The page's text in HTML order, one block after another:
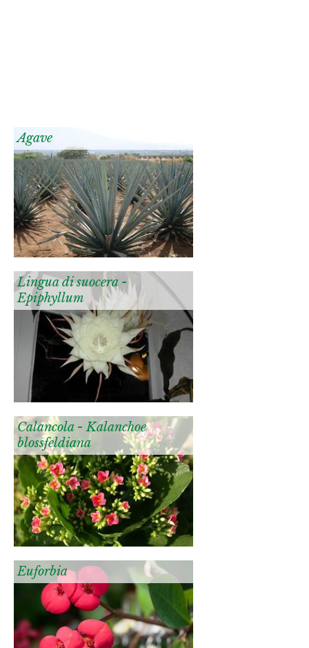
Agave
Lingua di suocera -
Epiphyllum
Calancola - Kalanchoe
blossfeldiana
Euforbia